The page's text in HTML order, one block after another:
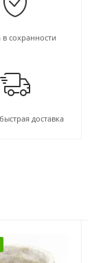
в сохранности
доставка